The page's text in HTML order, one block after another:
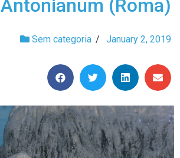
Antonianum (Roma)
Sem categoria / January 2, 2019